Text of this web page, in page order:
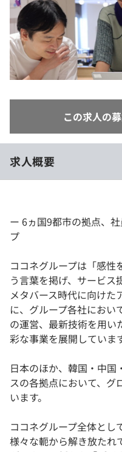
個人向けプラン
法人向けプラン
学校向けプラン
この求人の
求人概要
ー 6ヵ国9都市の拠点、
プ
ココネグループは「感性
う言葉を掲げ、サービス
メタバース時代に向けた
に、グループ各社におい
の運営、最新技術を用い
彩な事業を展開していま
日本のほか、韓国・中国
スの各拠点において、グ
います。
ココネグループ全体とし
様々な軛から解き放たれ